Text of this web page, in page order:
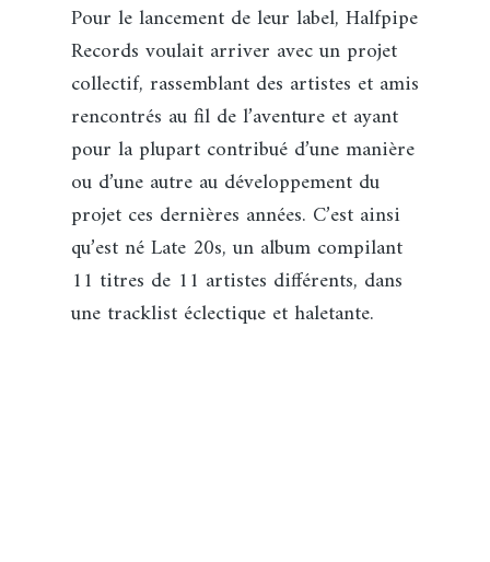
Pour le lancement de leur label, Halfpipe
Records voulait arriver avec un projet
collectif, rassemblant des artistes et amis
rencontrés au fil de l’aventure et ayant
pour la plupart contribué d’une manière
ou d’une autre au développement du
projet ces dernières années. C’est ainsi
qu’est né Late 20s, un album compilant
11 titres de 11 artistes différents, dans
une tracklist éclectique et haletante.